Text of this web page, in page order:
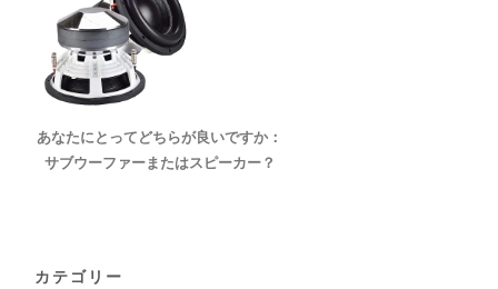
あなたにとってどちらが良いですか：
サブウーファーまたはスピーカー？
カテゴリー